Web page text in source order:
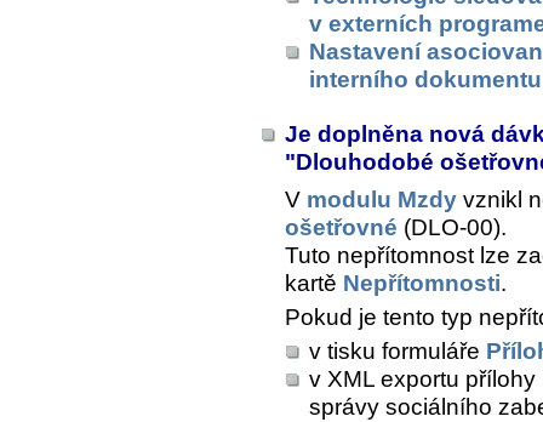
v externích
Nastavení
interního dokumentu
Je doplněna nová
"Dlouhodobé
V modulu Mzdy vznikl
ošetřovné (DLO-00).
Tuto nepřítomnost lze
kartě Nepřítomnosti.
Pokud je tento typ
v tisku formuláře
v XML exportu
správy sociálního